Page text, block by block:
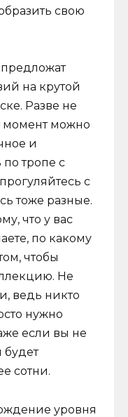
свою
на крутой
Разве не
момент можно
и
по тропе с
с
тоже разные.
что у вас
по какому
чтобы
Не
ведь никто
нужно
если вы не
будет
сотни.
уровня